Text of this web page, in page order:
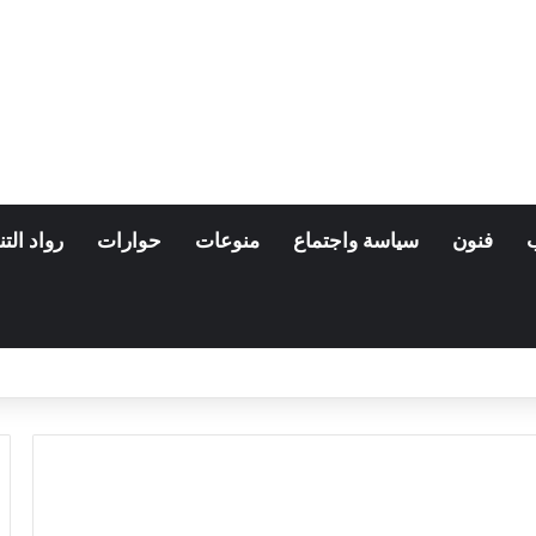
فنون سياسة واجتماع منوعات حوارات رواد